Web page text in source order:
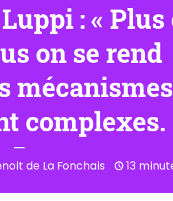
: « Plus
on se rend
complexes.
de La Fonchais 13